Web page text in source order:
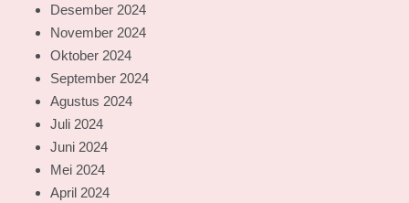
Desember 2024
November 2024
Oktober 2024
September 2024
Agustus 2024
Juli 2024
Juni 2024
Mei 2024
April 2024